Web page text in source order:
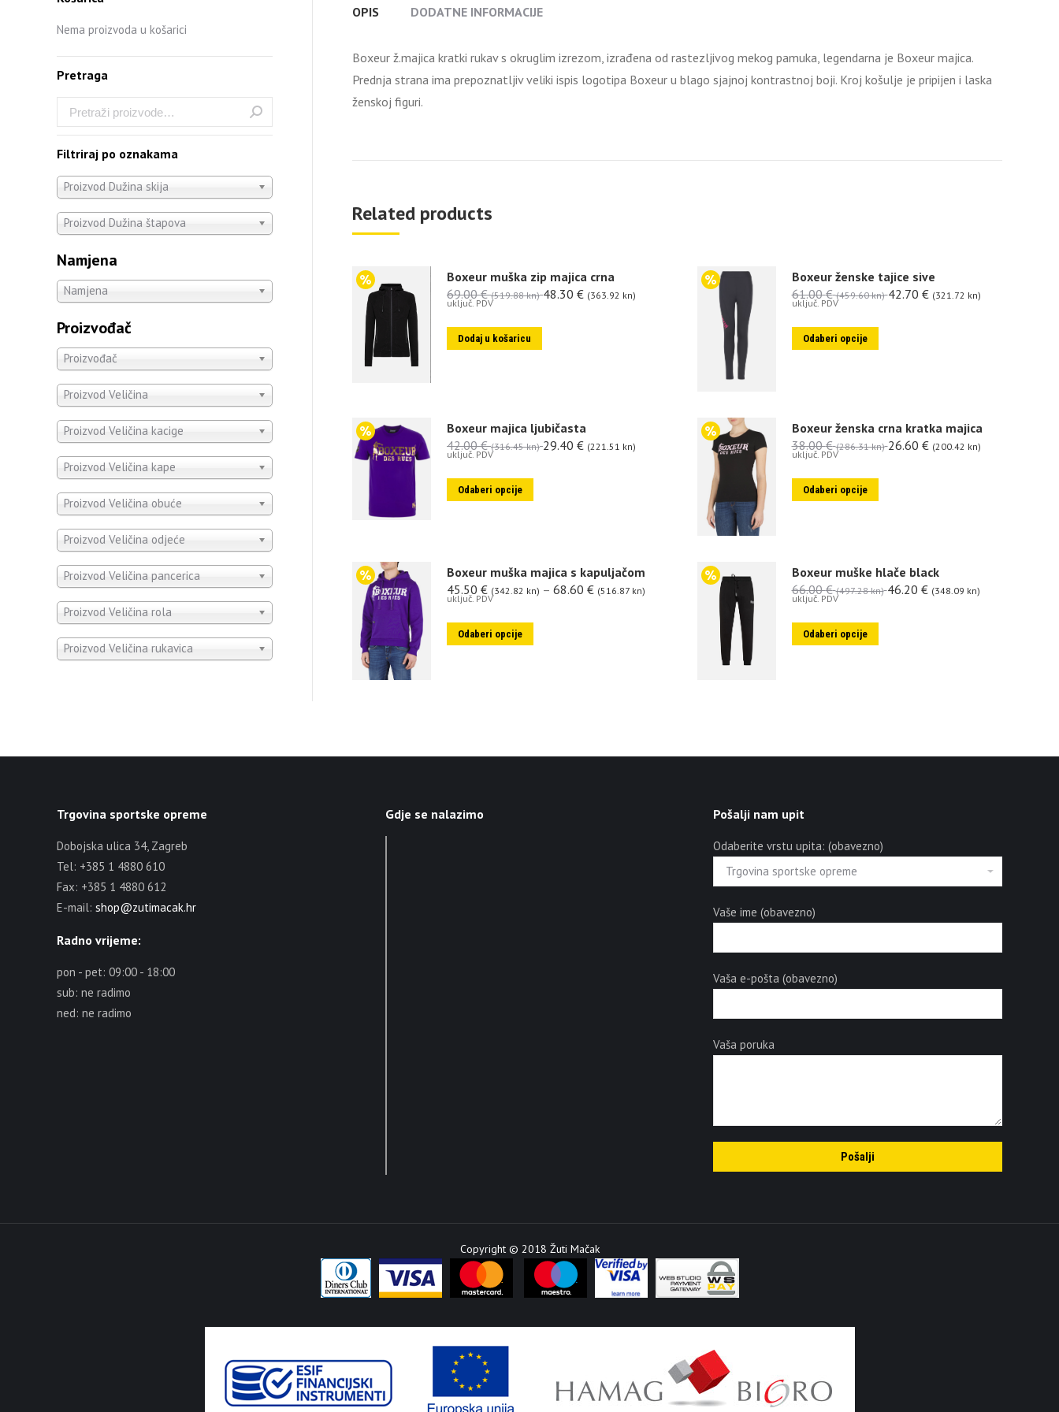
OPIS DODATNE INFORMACIJE
Boxeur ž.majica kratki rukav s okruglim izrezom, izrađena od rastezljivog mekog pamuka, legendarna je Boxeur majica.
Prednja strana ima prepoznatljiv veliki ispis logotipa Boxeur u blago sjajnoj kontrastnoj boji. Kroj košulje je pripijen i laska
ženskoj figuri.
Related products
Boxeur muška zip majica crna
69.00€ (519.88 kn) 48.30 € (363.92 kn)
uključ. PDV
Dodaj u košaricu
Boxeur ženske tajice sive
61.00€ (459.60 kn) 42.70 € (321.72 kn)
uključ. PDV
Odaberi opcije
Boxeur majica ljubičasta
42.00€ (316.45 kn) 29.40 € (221.51 kn)
uključ. PDV
Odaberi opcije
Boxeur ženska crna kratka majica
38.00€ (286.31 kn) 26.60 € (200.42 kn)
uključ. PDV
Odaberi opcije
Boxeur muška majica s kapuljačom
45.50 € (342.82 kn) – 68.60 € (516.87 kn)
uključ. PDV
Odaberi opcije
Boxeur muške hlače black
66.00€ (497.28 kn) 46.20 € (348.09 kn)
uključ. PDV
Odaberi opcije
Nema proizvoda u košarici
Pretraga
Filtriraj po oznakama
Proizvod Dužina skija
Proizvod Dužina štapova
Namjena
Namjena
Proizvođač
Proizvođač
Proizvod Veličina
Proizvod Veličina kacige
Proizvod Veličina kape
Proizvod Veličina obuće
Proizvod Veličina odjeće
Proizvod Veličina pancerica
Proizvod Veličina rola
Proizvod Veličina rukavica
Trgovina sportske opreme
Dobojska ulica 34, Zagreb
Tel: +385 1 4880 610
Fax: +385 1 4880 612
E-mail: shop@zutimacak.hr
Radno vrijeme:
pon - pet: 09:00 - 18:00
sub: ne radimo
ned: ne radimo
Gdje se nalazimo Pošalji nam upit
Odaberite vrstu upita: (obavezno)
Vaše ime (obavezno)
Vaša e-pošta (obavezno)
Vaša poruka
Copyright © 2018 Žuti Mačak